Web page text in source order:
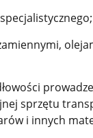
sprzętu
i innych